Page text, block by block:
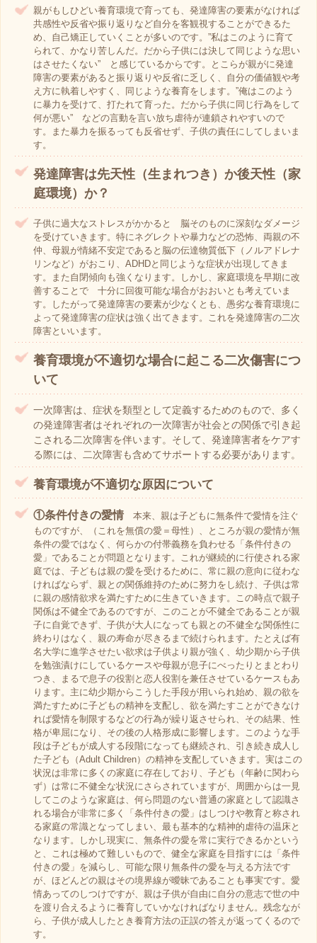
親がもしひどい養育環境で育っても、発達障害の要素がなければ
共感性や反省や振り返りなど自分を客観視することができるた
め、自己矯正していくことが多いのです。”私はこのように育て
られて、かなり苦しんだ。だから子供には決して同じような思い
はさせたくない” と感じているからです。とこらが親がに発達
障害の要素があると振り返りや反省に乏しく、自分の価値観や考
え方に執着しやすく、同じような養育をします。”俺はこのよう
に暴力を受けて、打たれて育った。だから子供に同じ行為をして
何が悪い” などの言動を言い放ち虐待が連鎖されやすいので
す。また暴力を振るっても反省せず、子供の責任にしてしまいま
す。
発達障害は先天性（生まれつき）か後天性（家
庭環境）か？
子供に過大なストレスがかかると 脳そのものに深刻なダメージ
を受けていきます。特にネグレクトや暴力などの恐怖、両親の不
仲、母親が情緒不安定であると脳の伝達物質低下（ノルアドレナ
リンなど）がおこり、ADHDと同じような症状が出現してきま
す。また自閉傾向も強くなります。しかし、家庭環境を早期に改
善することで 十分に回復可能な場合がおおいとも考えていま
す。したがって発達障害の要素が少なくとも、愚劣な養育環境に
よって発達障害の症状は強く出てきます。これを発達障害の二次
障害といいます。
養育環境が不適切な場合に起こる二次傷害につ
いて
一次障害は、症状を類型として定義するためのもので、多く
の発達障害者はそれぞれの一次障害が社会との関係で引き起
こされる二次障害を伴います。そして、発達障害者をケアす
る際には、二次障害も含めてサポートする必要があります。
養育環境が不適切な原因について
①条件付きの愛情 本来、親は子どもに無条件で愛情を注ぐ
ものですが、（これを無償の愛＝母性）、ところが親の愛情が無
条件の愛ではなく、何らかの付帯義務を負わせる「条件付きの
愛」であることが問題となります。これが継続的に行使される家
庭では、子どもは親の愛を受けるために、常に親の意向に従わな
ければならず、親との関係維持のために努力をし続け、子供は常
に親の感情欲求を満たすために生きていきます。この時点で親子
関係は不健全であるのですが、このことが不健全であることが親
子に自覚できず、子供が大人になっても親との不健全な関係性に
終わりはなく、親の寿命が尽きるまで続けられます。たとえば有
名大学に進学させたい欲求は子供より親が強く、幼少期から子供
を勉強漬けにしているケースや母親が息子にべったりとまとわり
つき、まるで息子の役割と恋人役割を兼任させているケースもあ
ります。主に幼少期からこうした手段が用いられ始め、親の欲を
満たすために子どもの精神を支配し、欲を満たすことができなけ
れば愛情を制限するなどの行為が繰り返させられ、その結果、性
格が卑屈になり、その後の人格形成に影響します。このような手
段は子どもが成人する段階になっても継続され、引き続き成人し
た子ども（Adult Children）の精神を支配していきます。実はこの
状況は非常に多くの家庭に存在しており、子ども（年齢に関わら
ず）は常に不健全な状況にさらされていますが、周囲からは一見
してこのような家庭は、何ら問題のない普通の家庭として認識さ
れる場合が非常に多く「条件付きの愛」はしつけや教育と称され
る家庭の常識となってしまい、最も基本的な精神的虐待の温床と
なります。しかし現実に、無条件の愛を常に実行できるかという
と、これは極めて難しいもので、健全な家庭を目指すには「条件
付きの愛」を減らし、可能な限り無条件の愛を与える方法です
が、ほどんどの親はその境界線が曖昧であることも事実です。愛
情あってのしつけですが、親は子供が自由に自分の意志で世の中
を渡り合えるように養育していかなければなりません。残念なが
ら、子供が成人したとき養育方法の正誤の答えが返ってくるので
す。